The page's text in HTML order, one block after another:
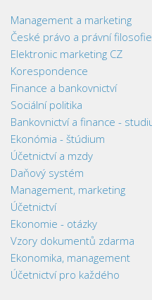
Management a marketing
České právo a právní filosofie
Elektronic marketing CZ
Korespondence
Finance a bankovnictví
Sociální politika
Bankovnictví a finance -
Ekonómia - štúdium
Účetnictví a mzdy
Daňový systém
Management, marketing
Účetnictví
Ekonomie - otázky
Vzory dokumentů zdarma
Ekonomika, management
Účetnictví pro každého